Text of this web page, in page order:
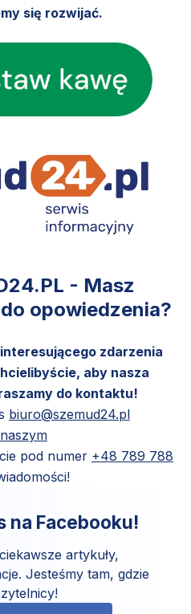
się rozwijać.
- Masz
opowiedzenia?
zdarzenia
aby nasza
do kontaktu!
biuro@szemud24.pl
pod numer +48 789 788
na Facebooku!
artykuły,
Jesteśmy tam, gdzie